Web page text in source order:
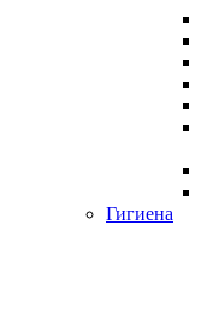
Гигиена